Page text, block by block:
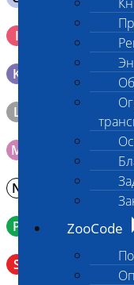
ZooCode
I
Кровь 2-3 мл. на
генетических
K Образец тканей
L Материал
M Мазок на стекло
N Молоко в
P Кровь в пробирку
S
Венозная кровь
без